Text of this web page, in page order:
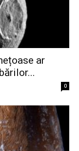
ar
0